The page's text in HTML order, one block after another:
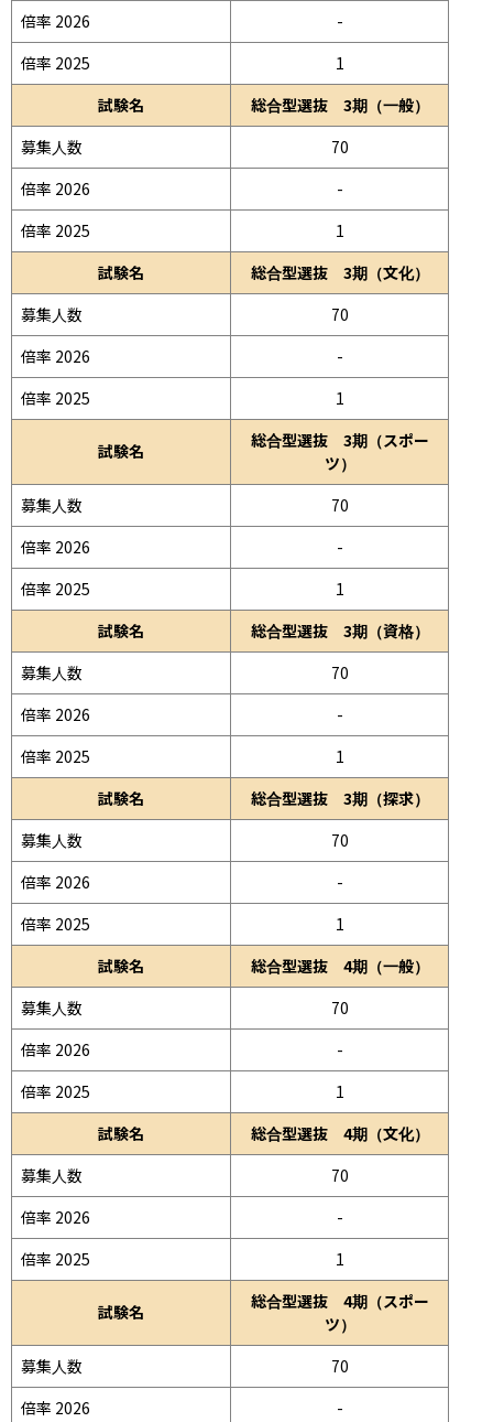
倍率 2026
-
倍率 2025
1
試験名
総合型選抜 3期（一般）
募集人数
70
倍率 2026
-
倍率 2025
1
試験名
総合型選抜 3期（文化）
募集人数
70
倍率 2026
-
倍率 2025
1
試験名
総合型選抜 3期（スポー
ツ）
募集人数
70
倍率 2026
-
倍率 2025
1
試験名
総合型選抜 3期（資格）
募集人数
70
倍率 2026
-
倍率 2025
1
試験名
総合型選抜 3期（探求）
募集人数
70
倍率 2026
-
倍率 2025
1
試験名
総合型選抜 4期（一般）
募集人数
70
倍率 2026
-
倍率 2025
1
試験名
総合型選抜 4期（文化）
募集人数
70
倍率 2026
-
倍率 2025
1
試験名
総合型選抜 4期（スポー
ツ）
募集人数
70
倍率 2026
-